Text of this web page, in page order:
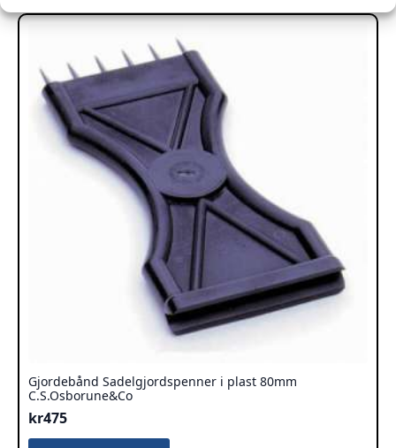
Gjordebånd Sadelgjordspenner i plast 80mm
C.S.Osborune&Co
kr475